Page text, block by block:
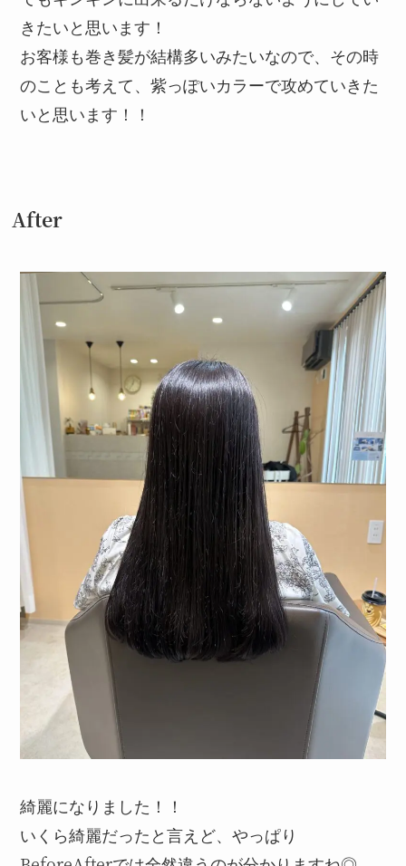
きたいと思います！
お客様も巻き髪が結構多いみたいなので、その時
のことも考えて、紫っぽいカラーで攻めていきた
いと思います！！
After
綺麗になりました！！
いくら綺麗だったと言えど、やっぱり